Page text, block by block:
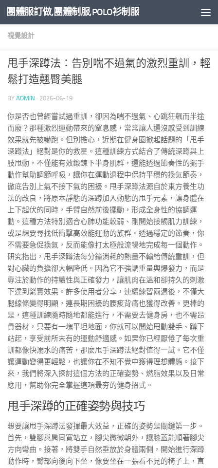
Skip to content
團體服訂做,團體制服,POLO衫制服
視覺設計
甩手深蹲法：告別喘不過氣的激烈重訓，輕
鬆打造翹臀美腿
BY ADMIN · 2026-06-19
你是否也曾經嘗試過重訓，卻因為喘不過氣、心跳狂飆而半途
而廢？那種激烈運動帶來的窒息感，常常讓人還沒感受到訓練
效果就先被嚇跑。但別擔心，近期在健身圈掀起話題的「甩手
深蹲法」絕對是你的救星。這種訓練方式結合了傳統深蹲與上
肢甩動，不僅能有效鍛鍊下半身肌群，還能透過節奏性的擺手
動作幫助調節呼吸，讓你在運動過程中保持平穩的換氣節奏，
徹底告別上氣不接下氣的困擾。甩手深蹲法源自於東方養生功
法的改良，將原本靜態的深蹲加入動態的甩手元素，讓身體在
上下起伏的同時，手臂自然前後擺動，形成全身性的協調運
動。這種方法特別適合心肺功能較弱、剛開始接觸肌力訓練，
或是想要尋找低衝擊高效能運動的族群。透過穩定的節奏，你
不需要急促換氣，反而能像打太極般流暢地完成每一個動作。
研究指出，甩手深蹲法每分鐘消耗的熱量不輸給傳統重訓，但
對心臟的負擔卻大幅降低。因為它不強調重量與爆發力，而是
專注於動作的持續性與正確發力，讓肌肉在溫和卻持久的刺激
下達到緊實效果。許多使用者分享，連續練習兩週後，不僅大
腿線條變得明顯，連長期困擾的腰痠背痛也獲得改善。更棒的
是，這種訓練隨時隨地都能進行，不需要去健身房，也不需昂
貴器材，只要有一塊平坦地面，你就可以開始甩動雙手、蹲下
站起，享受前所未有的運動舒適感。如果你已經厭倦了每次重
訓都像快溺水的痛苦，那麼甩手深蹲法絕對值得一試。它不僅
讓運動變得更輕鬆，也讓你在不知不覺中獲得理想體態。接下
來，我們將深入探討這個方法的正確姿勢、燃脂效果以及日常
應用，幫助你完全掌握這項最夯的健身招式。
甩手深蹲的正確姿勢與技巧
想要讓甩手深蹲法發揮最大效益，正確的姿勢是關鍵第一步。
首先，雙腳與肩同寬站立，腳尖微微朝外，讓膝蓋能順著腳尖
方向彎曲。接著，將雙手自然垂放於身體兩側，開始進行深蹲
動作時，臀部向後向下坐，像要坐在一張看不見的椅子上，直